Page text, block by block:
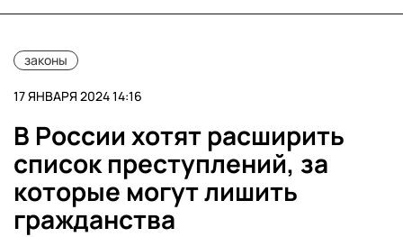
законы
17 ЯНВАРЯ 2024 14:16
В России хотят расширить
список преступлений, за
которые могут лишить
гражданства